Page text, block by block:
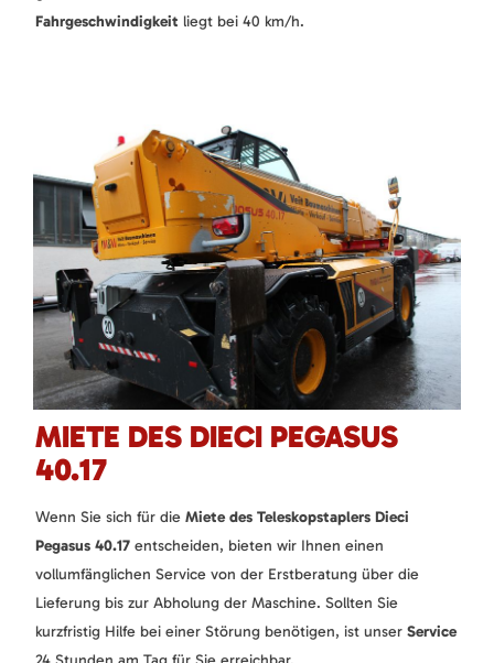
Fahrgeschwindigkeit liegt bei 40 km/h.
MIETE DES DIECI PEGASUS
40.17
Wenn Sie sich für die Miete des Teleskopstaplers Dieci
Pegasus 40.17 entscheiden, bieten wir Ihnen einen
vollumfänglichen Service von der Erstberatung über die
Lieferung bis zur Abholung der Maschine. Sollten Sie
kurzfristig Hilfe bei einer Störung benötigen, ist unser Service